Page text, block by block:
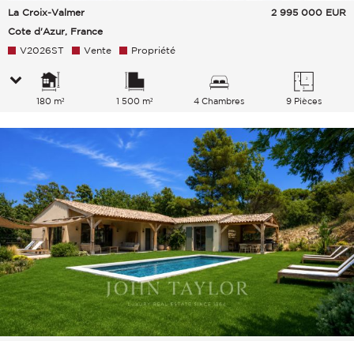
La Croix-Valmer
Cote d'Azur, France
2 995 000 EUR
V2026ST Vente Propriété
180 m² 1 500 m² 4 Chambres 9 Pièces